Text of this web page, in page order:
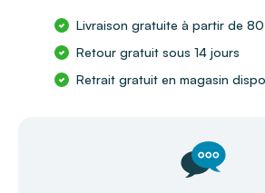
Livraison gratuite à partir de 80
Retour gratuit sous 14 jours
Retrait gratuit en magasin